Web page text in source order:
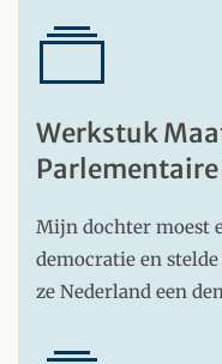
Werkstuk
Mijn dochter moest
democratie en
ze Nederland een